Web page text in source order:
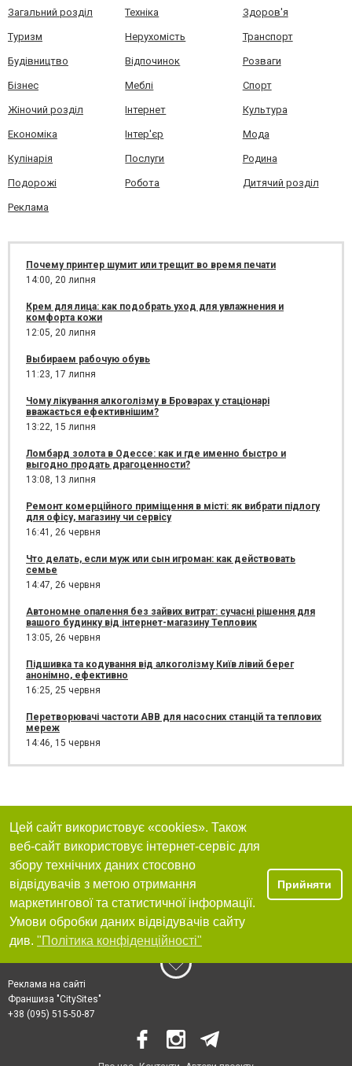
Загальний розділ Техніка Здоров'я
Туризм Нерухомість Транспорт
Будівництво Відпочинок Розваги
Бізнес Меблі Спорт
Жіночий розділ Інтернет Культура
Економіка Інтер'єр Мода
Кулінарія Послуги Родина
Подорожі Робота Дитячий розділ
Реклама
Почему принтер шумит или трещит во время печати
14:00, 20 липня
Крем для лица: как подобрать уход для увлажнения и
комфорта кожи
12:05, 20 липня
Выбираем рабочую обувь
11:23, 17 липня
Чому лікування алкоголізму в Броварах у стаціонарі
вважається ефективнішим?
13:22, 15 липня
Ломбард золота в Одессе: как и где именно быстро и
выгодно продать драгоценности?
13:08, 13 липня
Ремонт комерційного приміщення в місті: як вибрати підлогу
для офісу, магазину чи сервісу
16:41, 26 червня
Что делать, если муж или сын игроман: как действовать
семье
14:47, 26 червня
Автономне опалення без зайвих витрат: сучасні рішення для
вашого будинку від інтернет-магазину Тепловик
13:05, 26 червня
Підшивка та кодування від алкоголізму Київ лівий берег
анонімно, ефективно
16:25, 25 червня
Перетворювачі частоти ABB для насосних станцій та теплових
мереж
14:46, 15 червня
Цей сайт використовує «cookies». Також
веб-сайт використовує інтернет-сервіс для
збору технічних даних стосовно
відвідувачів з метою отримання
маркетингової та статистичної інформації.
Умови обробки даних відвідувачів сайту
див. "Політика конфіденційності"
Прийняти
Реклама на сайті
Франшиза "CitySites"
+38 (095) 515-50-87